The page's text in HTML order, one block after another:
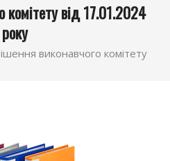
комітету від 17.01.2024
року
виконавчого комітету